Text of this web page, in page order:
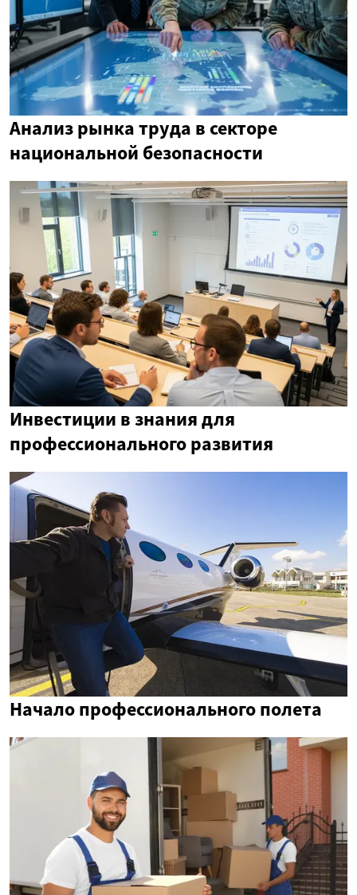
Анализ рынка труда в секторе
национальной безопасности
Инвестиции в знания для
профессионального развития
Начало профессионального полета